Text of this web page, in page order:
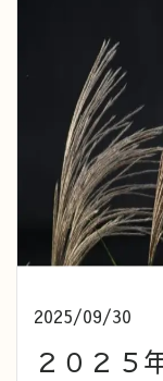
2025/09/30
２０２５